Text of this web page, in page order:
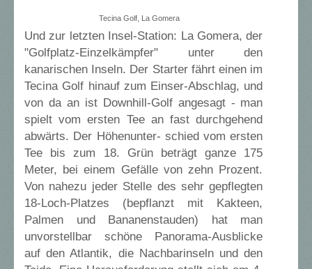
Tecina Golf, La Gomera
Und zur letzten Insel-Station: La Gomera, der
"Golfplatz-Einzelkämpfer" unter den
kanarischen Inseln. Der Starter fährt einen im
Tecina Golf hinauf zum Einser-Abschlag, und
von da an ist Downhill-Golf angesagt - man
spielt vom ersten Tee an fast durchgehend
abwärts. Der Höhenunter- schied vom ersten
Tee bis zum 18. Grün beträgt ganze 175
Meter, bei einem Gefälle von zehn Prozent.
Von nahezu jeder Stelle des sehr gepflegten
18-Loch-Platzes (bepflanzt mit Kakteen,
Palmen und Bananenstauden) hat man
unvorstellbar schöne Panorama-Ausblicke
auf den Atlantik, die Nachbarinseln und den